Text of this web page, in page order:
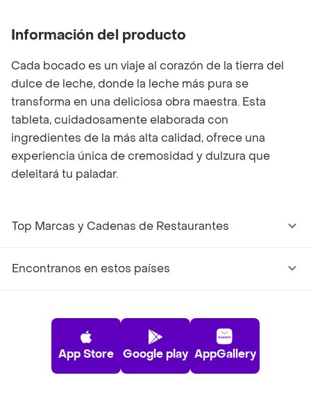
Información del producto
Cada bocado es un viaje al corazón de la tierra del
dulce de leche, donde la leche más pura se
transforma en una deliciosa obra maestra. Esta
tableta, cuidadosamente elaborada con
ingredientes de la más alta calidad, ofrece una
experiencia única de cremosidad y dulzura que
deleitará tu paladar.
Top Marcas y Cadenas de Restaurantes
Encontranos en estos países
App Store Google play AppGallery